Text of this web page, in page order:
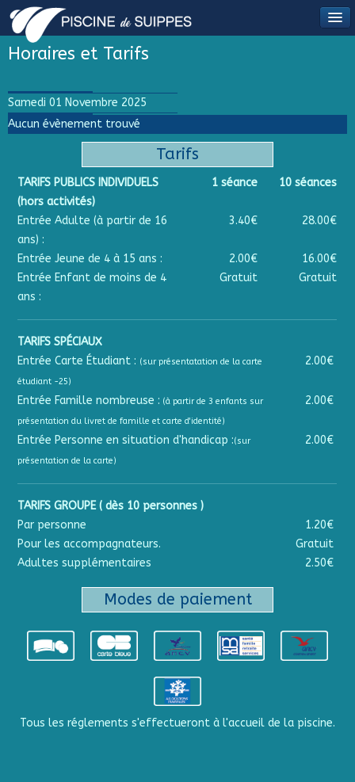
Horaires et Tarifs
Samedi 01 Novembre 2025
Aucun évènement trouvé
Tarifs
TARIFS PUBLICS INDIVIDUELS
(hors activités)
1 séance 10 séances
Entrée Adulte (à partir de 16
ans) :
3.40€ 28.00€
Entrée Jeune de 4 à 15 ans : 2.00€
16.00€
Entrée Enfant de moins de 4
ans :
Gratuit Gratuit
TARIFS SPÉCIAUX
Entrée Carte Étudiant : (sur présentatation de la carte
étudiant -25)
2.00€
Entrée Famille nombreuse : (à partir de 3 enfants sur
présentation du livret de famille et carte d'identité)
2.00€
Entrée Personne en situation d'handicap :(sur
présentation de la carte)
2.00€
TARIFS GROUPE ( dès 10 personnes )
Par personne
1.20€
Pour les accompagnateurs.
Gratuit
Adultes supplémentaires
2.50€
Modes de paiement
Tous les réglements s'effectueront à l'accueil de la piscine.